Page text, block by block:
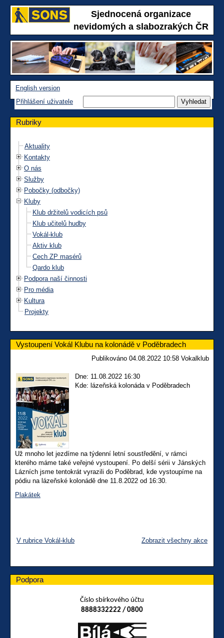
Sjednocená organizace
nevidomých a slabozrakých ČR
English version
Přihlášení uživatele
Rubriky
Aktuality
Kontakty
O nás
Služby
Pobočky (odbočky)
Kluby
Klub držitelů vodicích psů
Klub učitelů hudby
Vokál-klub
Aktiv klub
Cech ZP masérů
Qardo klub
Podpora naší činnosti
Pro média
Kultura
Projekty
Vystoupení Vokál Klubu na kolonádě v Poděbradech
Publikováno 04.08.2022 10:58 Vokalklub
Dne: 11.08.2022 16:30
Kde: lázeňská kolonáda v Poděbradech
Už mnoho let jezdíme na týdenní letní soustředění, v rámci
kterého máme také veřejné vystoupení. Po delší sérii v Jánských
Lázních jsme tentokrát vyrazili do Poděbrad, kde vystoupíme na
pódiu na lázeňské kolonádě dne 11.8.2022 od 16:30.
Plakátek
V rubrice Vokál-klub Zobrazit všechny akce
Podpora
Číslo sbírkového účtu
8888332222 / 0800